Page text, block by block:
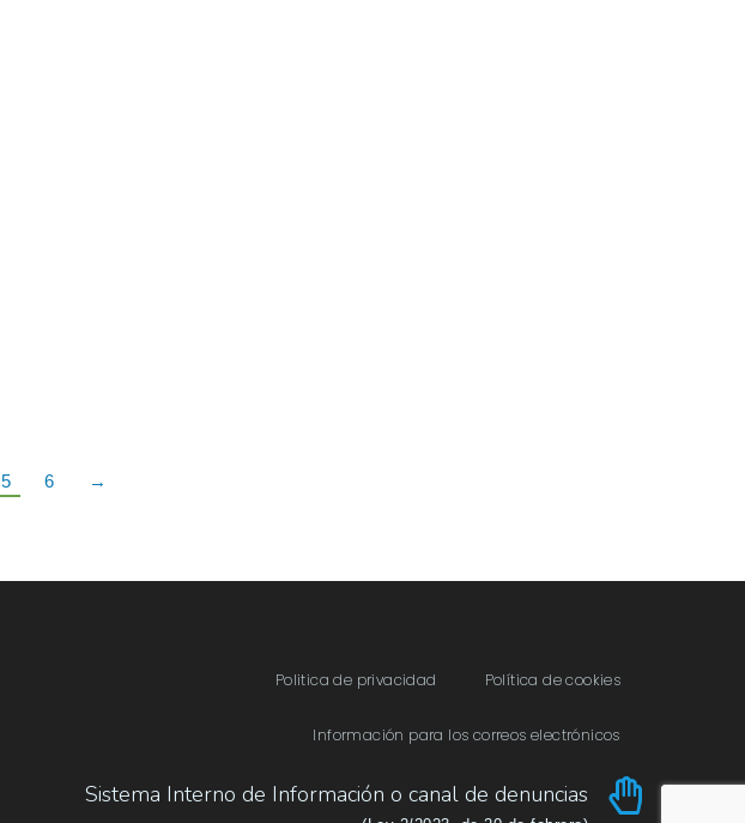
5 6 →
Politica de privacidad Política de cookies
Información para los correos electrónicos
Sistema Interno de Información o canal de denuncias​